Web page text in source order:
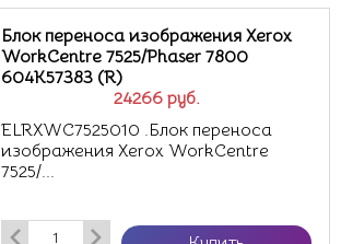
24266 руб.
Блок переноса изображения Xerox
WorkCentre 7525/Phaser 7800
604K57383 (R)
ELRXWC7525010 .Блок переноса
изображения Xerox WorkCentre
7525/...